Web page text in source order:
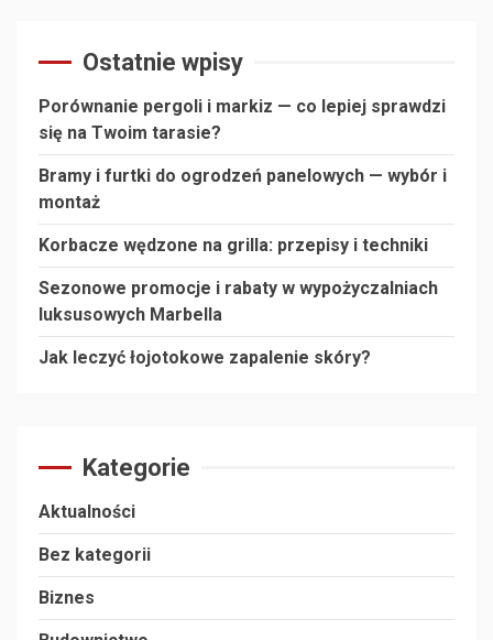
Ostatnie wpisy
Porównanie pergoli i markiz — co lepiej sprawdzi
się na Twoim tarasie?
Bramy i furtki do ogrodzeń panelowych — wybór i
montaż
Korbacze wędzone na grilla: przepisy i techniki
Sezonowe promocje i rabaty w wypożyczalniach
luksusowych Marbella
Jak leczyć łojotokowe zapalenie skóry?
Kategorie
Aktualności
Bez kategorii
Biznes